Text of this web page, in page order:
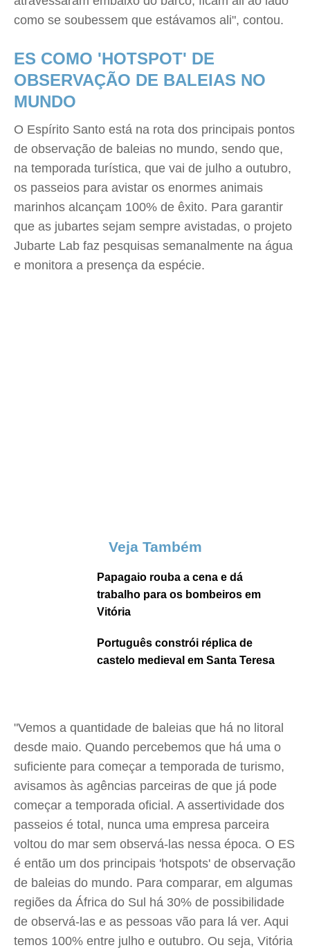
como se soubessem que estávamos ali", contou.
ES COMO 'HOTSPOT' DE
OBSERVAÇÃO DE BALEIAS NO
MUNDO
O Espírito Santo está na rota dos principais pontos
de observação de baleias no mundo, sendo que,
na temporada turística, que vai de julho a outubro,
os passeios para avistar os enormes animais
marinhos alcançam 100% de êxito. Para garantir
que as jubartes sejam sempre avistadas, o projeto
Jubarte Lab faz pesquisas semanalmente na água
e monitora a presença da espécie.
Veja Também
Papagaio rouba a cena e dá
trabalho para os bombeiros em
Vitória
Português constrói réplica de
castelo medieval em Santa Teresa
"Vemos a quantidade de baleias que há no litoral
desde maio. Quando percebemos que há uma o
suficiente para começar a temporada de turismo,
avisamos às agências parceiras de que já pode
começar a temporada oficial. A assertividade dos
passeios é total, nunca uma empresa parceira
voltou do mar sem observá-las nessa época. O ES
é então um dos principais 'hotspots' de observação
de baleias do mundo. Para comparar, em algumas
regiões da África do Sul há 30% de possibilidade
de observá-las e as pessoas vão para lá ver. Aqui
temos 100% entre julho e outubro. Ou seja, Vitória